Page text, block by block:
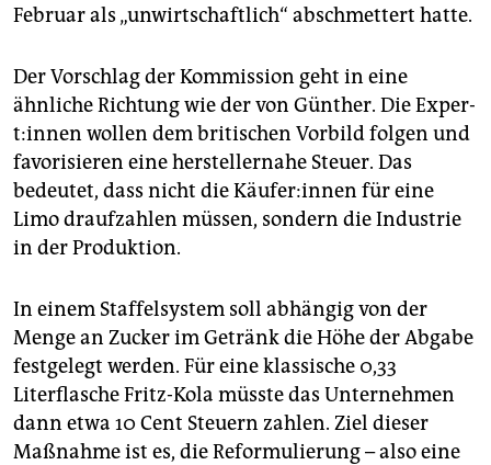
Februar als „unwirtschaftlich“ abschmettert hatte.
Der Vorschlag der Kommission geht in eine
ähnliche Richtung wie der von Günther. Die Ex­per­
t:in­nen wollen dem britischen Vorbild folgen und
favorisieren eine herstellernahe Steuer. Das
bedeutet, dass nicht die Käu­fe­r:in­nen für eine
Limo draufzahlen müssen, sondern die Industrie
in der Produktion.
In einem Staffelsystem soll abhängig von der
Menge an Zucker im Getränk die Höhe der Abgabe
festgelegt werden. Für eine klassische 0,33
Literflasche Fritz-Kola müsste das Unternehmen
dann etwa 10 Cent Steuern zahlen. Ziel dieser
Maßnahme ist es, die Reformulierung – also eine